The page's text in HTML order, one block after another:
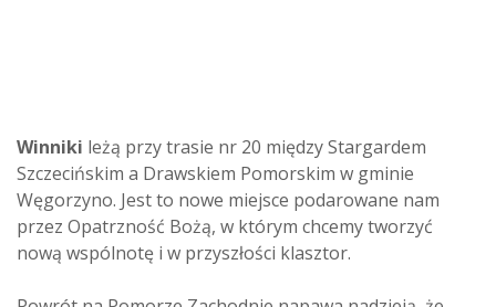
Winniki leżą przy trasie nr 20 między Stargardem
Szczecińskim a Drawskiem Pomorskim w gminie
Węgorzyno. Jest to nowe miejsce podarowane nam
przez Opatrzność Bożą, w którym chcemy tworzyć
nową wspólnotę i w przyszłości klasztor.